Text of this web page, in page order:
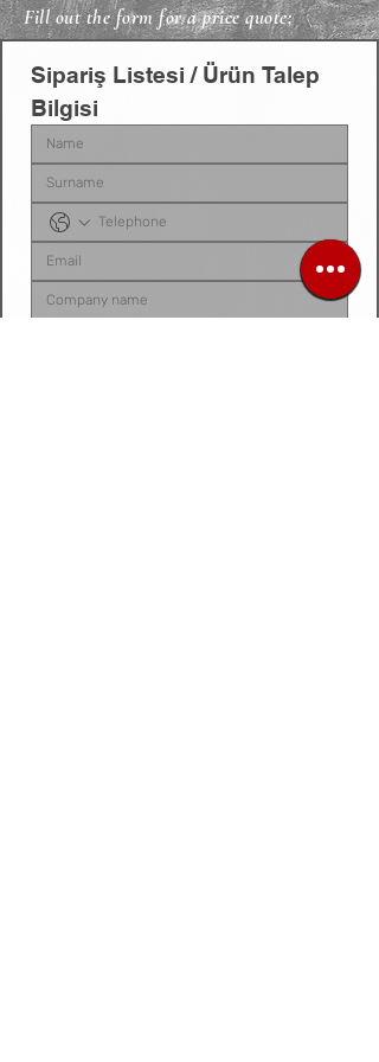
Fill out the form for a price quote;
Sipariş Listesi / Ürün Talep
Bilgisi